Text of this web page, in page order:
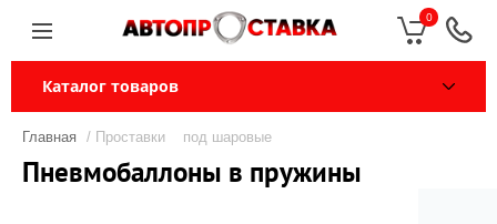
0
Каталог товаров
Главная / Проставки под шаровые
Пневмобаллоны в пружины